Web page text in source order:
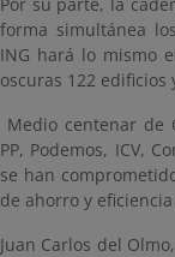
forma simultánea
ING hará lo mismo
oscuras 122 edificios
Medio centenar de
PP, Podemos, ICV,
se han
de ahorro y
Juan Carlos del